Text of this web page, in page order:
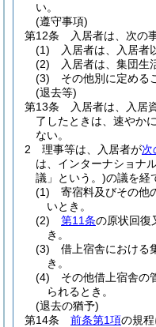
い。
(遵守事項)
第12条
入居者は、次の
(1)
入居者は、入居者
(2)
入居者は、集団生
(3)
その他別に定める
(退去等)
第13条
入居者は、入居
了したときは、速やか
ない。
2
理事等は、入居者が次
は、インターナショナ
議」という。)の議を経
(1)
寄宿料及びその他
いとき。
(2)
第11条の原状回復
き。
(3)
借上宿舎における
き。
(4)
その他借上宿舎の
られるとき。
(退去の猶予)
第14条
前条第1項の規